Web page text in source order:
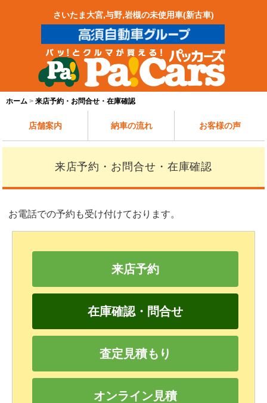
さいたま大宮,与野,岩槻の未使用車(新古車)
ホーム 来店予約・お問合せ・在庫確認
店舗案内 納車の流れ お客様の声
来店予約・お問合せ・在庫確認
お電話での予約も受け付けております。
来店予約
在庫確認・問合せ
査定見積もり
オンライン見積